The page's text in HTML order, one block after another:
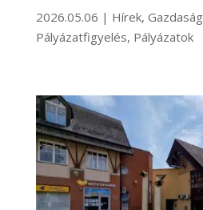
2026.05.06 | Hírek, Gazdaság
Pályázatfigyelés, Pályázatok